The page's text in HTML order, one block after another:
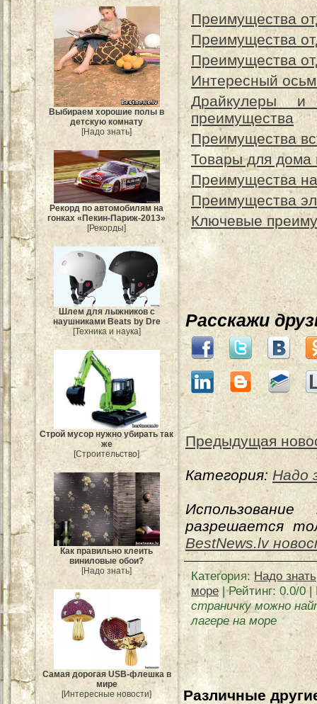
Выбираем хорошие полы в
детскую комнату
[Надо знать]
Рекорд по автомобилям на
гонках «Пекин-Париж-2013»
[Рекорды]
Шлем для лыжников с
наушниками Beats by Dre
[Техника и наука]
Строй мусор нужно убирать так
же
[Строительство]
Как правильно клеить
виниловые обои?
[Надо знать]
Самая дорогая USB-флешка в
мире
[Интересные новости]
Преимущества
Преимущества
Преимущества
Интересный
Драйкулеры
преимущества
Преимущества
Товары для дома
Преимущества
Преимущества
Ключевые
Расскажи
Предыдущая
Категория:Надо
разрешается
BestNews.lv
Категория:Надо знать
море |Рейтинг: 0.0/0 |
страничку можно
лагере на море
Различные